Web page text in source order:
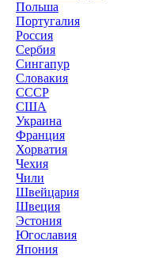
Польша
Португалия
Россия
Сербия
Сингапур
Словакия
СССР
США
Украина
Франция
Хорватия
Чехия
Чили
Швейцария
Швеция
Эстония
Югославия
Япония